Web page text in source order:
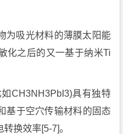
为吸光材料的薄膜太阳能
化之后的又一基于纳米Ti
CH3NH3PbI3)具有独特
基于空穴传输材料的固态
换效率[5-7]。